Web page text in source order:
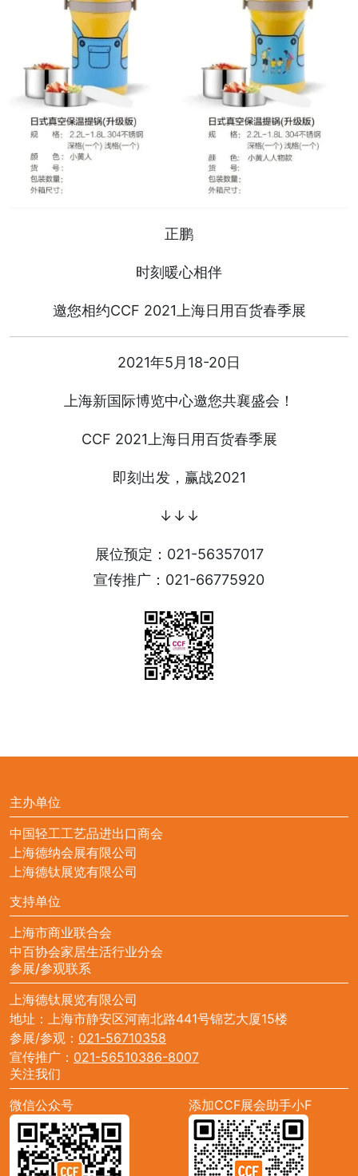
正鹏
时刻暖心相伴
邀您相约CCF 2021上海日用百货春季展
2021年5月18-20日
上海新国际博览中心邀您共襄盛会！
CCF 2021上海日用百货春季展
即刻出发，赢战2021
↓↓↓
展位预定：021-56357017
宣传推广：021-66775920
主办单位
中国轻工工艺品进出口商会
上海德纳会展有限公司
上海德钛展览有限公司
支持单位
上海市商业联合会
中百协会家居生活行业分会
参展/参观联系
上海德钛展览有限公司
地址：上海市静安区河南北路441号锦艺大厦15楼
参展/参观： 021-56710358
宣传推广： 021-56510386-8007
关注我们
微信公众号
添加CCF展会助手小F